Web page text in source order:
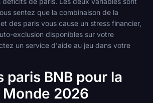
sentez que la combinaison de la
des paris vous cause un stress financier,
exclusion disponibles sur votre
un service d'aide au jeu dans votre
paris BNB pour la
2026